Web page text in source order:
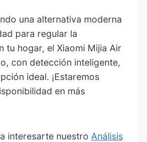
una alternativa moderna
para regular la
tu hogar, el Xiaomi Mijia Air
con detección inteligente,
ideal. ¡Estaremos
en más
interesarte nuestro Análisis